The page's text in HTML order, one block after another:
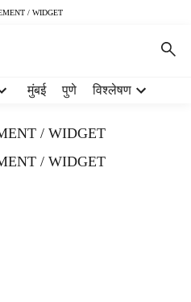
/ WIDGET
मुंबई पुणे विश्लेषण
/ WIDGET
/ WIDGET